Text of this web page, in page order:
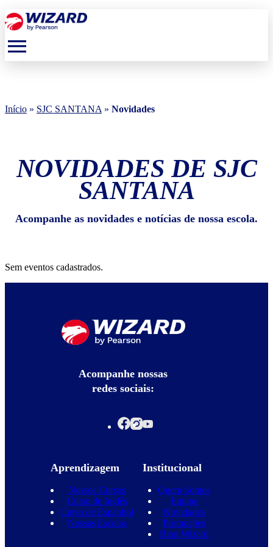
menu
Início » SJC SANTANA » Novidades
NOVIDADES DE SJC
SANTANA
Acompanhe as novidades e notícias de nossa escola.
Sem eventos cadastrados.
Acompanhe nossas
redes sociais:
Aprendizagem
Nossos Cursos
Curso de Inglês
Curso de Espanhol
Nossas Escolas
Institucional
Quem Somos
Equipe
Novidades
Promoções
Blog Wizard